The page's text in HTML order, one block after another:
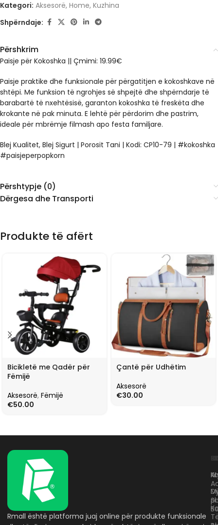
Kategori: Aksesorë, Home, Kuzhina
Shpërndaje:
Përshkrim
Paisje për Kokoshka || Çmimi: 19.99€
Paisje praktike dhe funksionale për përgatitjen e kokoshkave në
shtëpi. Me funksion të ngrohjes së shpejtë dhe shpërndarje të
barabartë të nxehtësisë, garanton kokoshka të freskëta dhe
krokante në pak minuta. E lehtë për përdorim dhe pastrim,
ideale për mbrëmje filmash apo festa familjare.
Blej Kualitet, Blej Sigurt | Porosit Tani | Kodi: CP10-79 | #kokoshka
#paisjeperpopkorn
Përshtypje (0)
Dërgesa dhe Transporti
Produkte të afërt
Bicikletë me Qadër për
Fëmijë
Aksesorë, Fëmijë
€50.00
Çantë për Udhëtim
Aksesorë
€30.00
Rmall është platforma juaj online për produkte funksionale